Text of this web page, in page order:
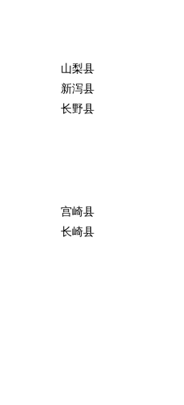
山梨县
新泻县
长野县
宫崎县
长崎县